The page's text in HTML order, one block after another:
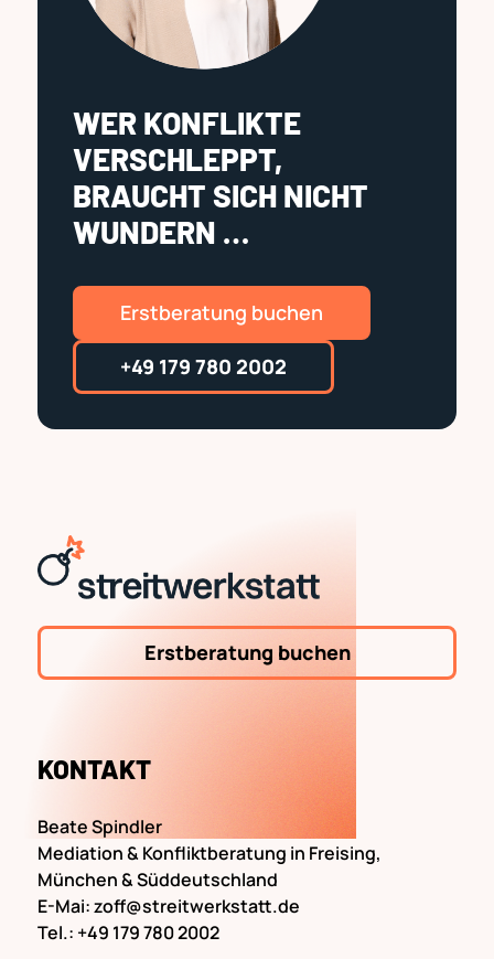
WER KONFLIKTE
VERSCHLEPPT,
BRAUCHT SICH NICHT
WUNDERN …
Erstberatung buchen
+49 179 780 2002
Erstberatung buchen
KONTAKT
Beate Spindler
Mediation & Konfliktberatung in Freising,
München & Süddeutschland
E-Mai:zoff@streitwerkstatt.de
Tel.: +49 179 780 2002